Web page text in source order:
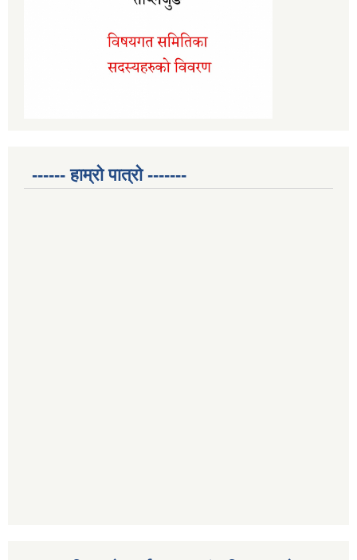
------ हाम्रो पात्रो -------